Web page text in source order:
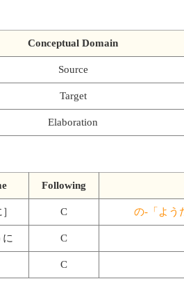
Conceptual Domain
Source
Target
Elaboration
Following
C の-「よう
に C
C